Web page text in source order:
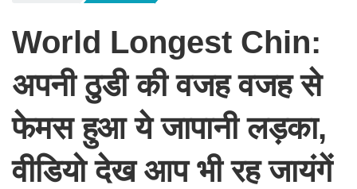
World Longest Chin:
अपनी ठुडी की वजह वजह से
फेमस हुआ ये जापानी लड़का,
वीडियो देख आप भी रह जायंगें